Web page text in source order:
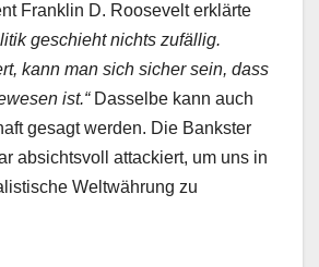
Franklin D. Roosevelt erklärte
geschieht nichts zufällig.
kann man sich sicher sein, dass
ist.“Dasselbe kann auch
gesagt werden. Die Bankster
absichtsvoll attackiert, um uns in
Weltwährung zu